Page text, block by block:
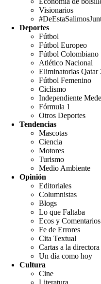
Visionarios
Deportes
Fútbol
Fútbol Europeo
Fútbol Colombiano
Atlético Nacional
Eliminatorias Qatar
Fútbol Femenino
Ciclismo
Independiente
Fórmula 1
Otros Deportes
Tendencias
Mascotas
Ciencia
Motores
Turismo
Medio Ambiente
Opinión
Editoriales
Columnistas
Blogs
Lo que Faltaba
Ecos y Comentarios
Fe de Errores
Cita Textual
Cartas a la directora
Un día como hoy
Cultura
Cine